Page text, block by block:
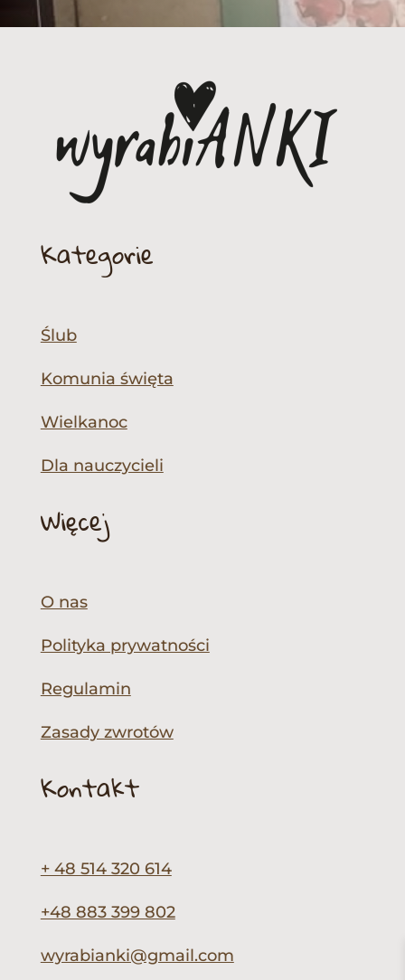
Kategorie
Ślub
Komunia święta
Wielkanoc
Dla nauczycieli
Więcej
O nas
Polityka prywatności
Regulamin
Zasady zwrotów
Kontakt
+ 48 514 320 614
+48 883 399 802
wyrabianki@gmail.com